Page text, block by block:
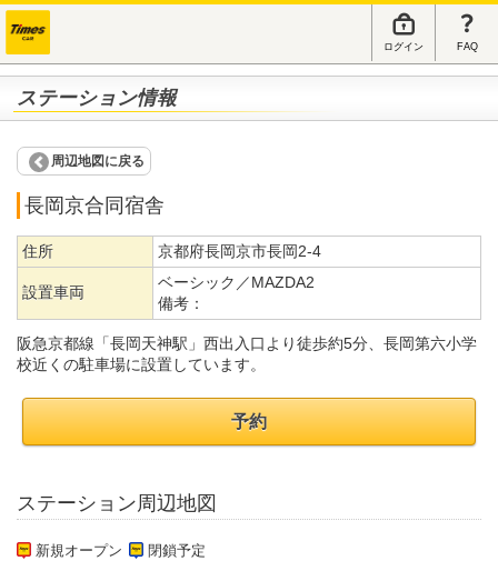
ログイン FAQ
ステーション情報
周辺地図に戻る
長岡京合同宿舎
住所 京都府長岡京市長岡2-4
設置車両
ベーシック／MAZDA2
備考：
阪急京都線「長岡天神駅」西出入口より徒歩約5分、長岡第六小学
校近くの駐車場に設置しています。
予約
ステーション周辺地図
新規オープン 閉鎖予定